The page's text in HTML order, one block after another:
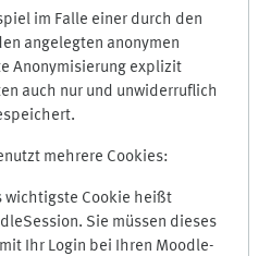
im Falle einer durch den
angelegten anonymen
Anonymisierung explizit
auch nur und unwiderruflich
mehrere Cookies:
wichtigste Cookie heißt
Sie müssen dieses
Ihr Login bei Ihren Moodle-